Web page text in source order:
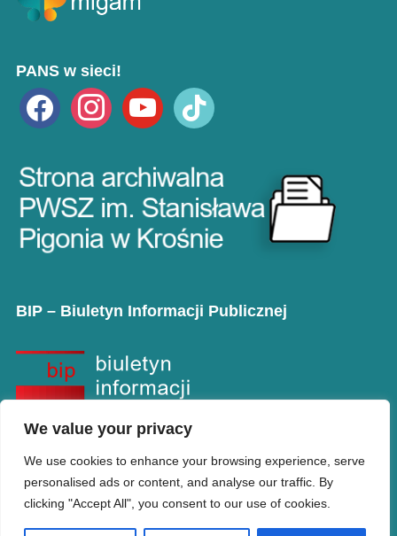
We value your privacy
We use cookies to enhance your browsing experience, serve
personalised ads or content, and analyse our traffic. By
clicking "Accept All", you consent to our use of cookies.
PANS w sieci!
facebook instagramyoutube tiktok
BIP – Biuletyn Informacji Publicznej
Copyright © PANS w Krośnie